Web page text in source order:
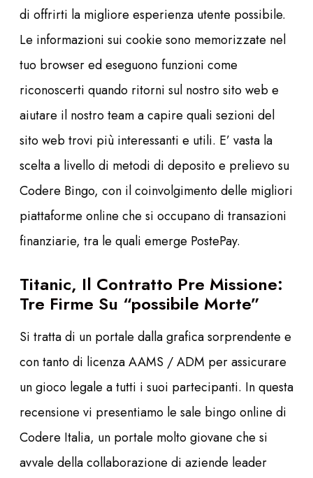
di offrirti la migliore esperienza utente possibile.
Le informazioni sui cookie sono memorizzate nel
tuo browser ed eseguono funzioni come
riconoscerti quando ritorni sul nostro sito web e
aiutare il nostro team a capire quali sezioni del
sito web trovi più interessanti e utili. E’ vasta la
scelta a livello di metodi di deposito e prelievo su
Codere Bingo, con il coinvolgimento delle migliori
piattaforme online che si occupano di transazioni
finanziarie, tra le quali emerge PostePay.
Titanic, Il Contratto Pre Missione:
Tre Firme Su “possibile Morte”
Si tratta di un portale dalla grafica sorprendente e
con tanto di licenza AAMS / ADM per assicurare
un gioco legale a tutti i suoi partecipanti. In questa
recensione vi presentiamo le sale bingo online di
Codere Italia, un portale molto giovane che si
avvale della collaborazione di aziende leader